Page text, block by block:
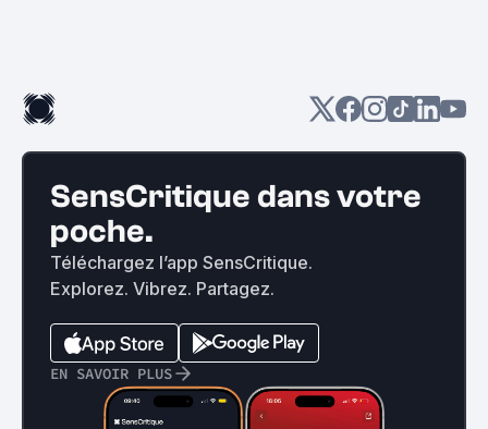
SensCritique dans votre
poche.
Téléchargez l’app SensCritique.
Explorez. Vibrez. Partagez.
EN SAVOIR PLUS